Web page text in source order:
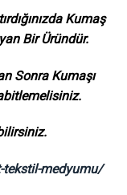
Kumaş
Bir Üründür.
Sonra Kumaşı
medyumu/